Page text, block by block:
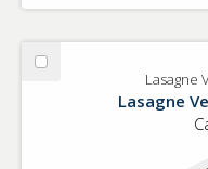
Välj
Vegetariana
Lasagne
Lasagne